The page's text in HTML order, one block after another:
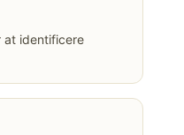
at identificere